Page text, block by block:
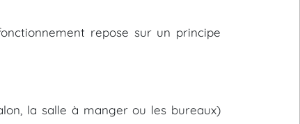
repose sur un principe
la salle à manger ou les bureaux)